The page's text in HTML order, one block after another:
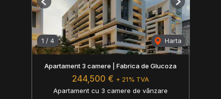
1 / 4 Harta
Previous Next
Apartament 3 camere | Fabrica de Glucoza
244,500 € + 21% TVA
Apartament cu 3 camere de vânzare